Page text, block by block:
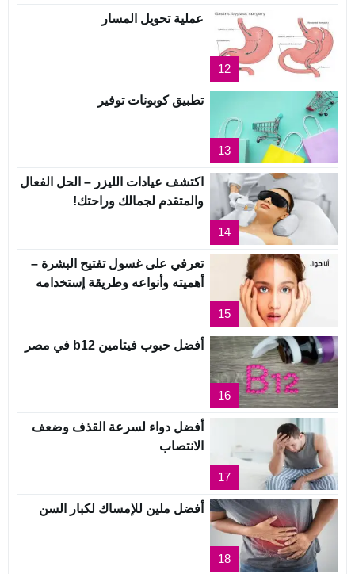
12
عملية تحويل المسار
13
تطبيق كوبونات توفير
14
اكتشف عيادات الليزر – الحل الفعال
والمتقدم لجمالك وراحتك!
15
تعرفي على غسول تفتيح البشرة –
أهميته وأنواعه وطريقة إستخدامه
16
أفضل حبوب فيتامين b12 في مصر
17
أفضل دواء لسرعة القذف وضعف
الانتصاب
18
أفضل ملين للإمساك لكبار السن